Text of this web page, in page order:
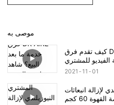
موصى به
كيف تقدم فرق DR AIRE خدمة ما بعد البيع؟ شاهد
الفيديو للمشتري
2021 11 01
لإزالة انبعاثات
60 كجم